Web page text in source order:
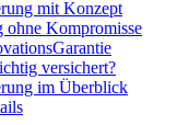
mit Konzept
ohne Kompromisse
versichert?
im Überblick